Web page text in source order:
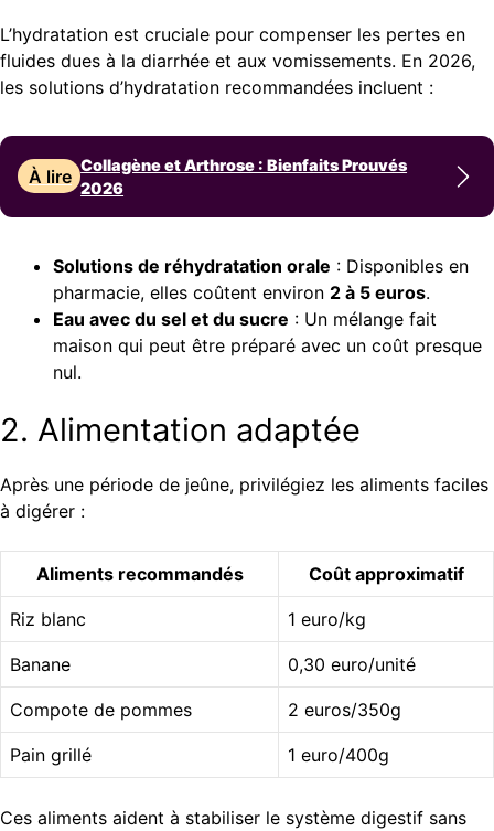
L’hydratation est cruciale pour compenser les pertes en
fluides dues à la diarrhée et aux vomissements. En 2026,
les solutions d’hydratation recommandées incluent :
À lire
Collagène et Arthrose : Bienfaits Prouvés
2026
Solutions de réhydratation orale : Disponibles en
pharmacie, elles coûtent environ 2 à 5 euros.
Eau avec du sel et du sucre : Un mélange fait
maison qui peut être préparé avec un coût presque
nul.
2. Alimentation adaptée
Après une période de jeûne, privilégiez les aliments faciles
à digérer :
Aliments recommandés Coût approximatif
Riz blanc 1 euro/kg
Banane 0,30 euro/unité
Compote de pommes 2 euros/350g
Pain grillé 1 euro/400g
Ces aliments aident à stabiliser le système digestif sans